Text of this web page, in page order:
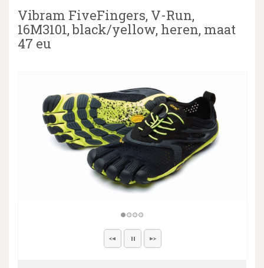
Vibram FiveFingers, V-Run,
16M3101, black/yellow, heren, maat
47 eu